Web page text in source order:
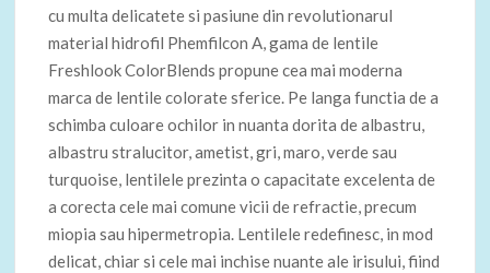
cu multa delicatete si pasiune din revolutionarul
material hidrofil Phemfilcon A, gama de lentile
Freshlook ColorBlends propune cea mai moderna
marca de lentile colorate sferice. Pe langa functia de a
schimba culoare ochilor in nuanta dorita de albastru,
albastru stralucitor, ametist, gri, maro, verde sau
turquoise, lentilele prezinta o capacitate excelenta de
a corecta cele mai comune vicii de refractie, precum
miopia sau hipermetropia. Lentilele redefinesc, in mod
delicat, chiar si cele mai inchise nuante ale irisului, fiind